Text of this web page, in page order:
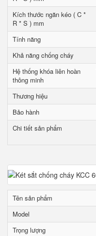
Kích thước ngăn kéo ( C *
R * S ) mm
Tính năng
Khả năng chống cháy
Hệ thống khóa liên hoàn
thông minh
Thương hiệu
Bảo hành
Chi tiết sản phẩm
Tên sản phẩm
Model
Trọng lượng